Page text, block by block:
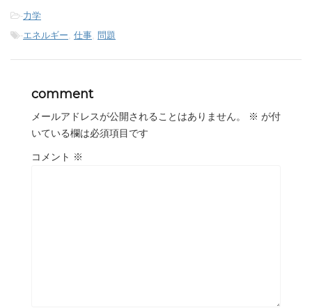
-力学
-エネルギー, 仕事, 問題
comment
メールアドレスが公開されることはありません。 ※ が付
いている欄は必須項目です
コメント ※